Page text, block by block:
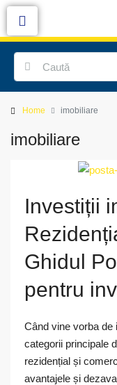
Home imobiliare
imobiliare
Investiții
Ghidul
pentru
Când vine vorba de
categorii principale
rezidențial și
avantajele și